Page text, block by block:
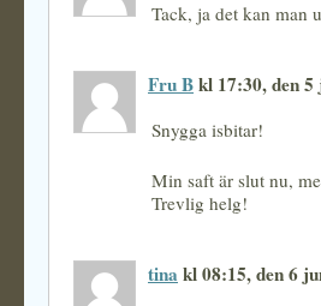
Tack, ja det kan man
Fru Bkl 17:30, den 5
Snygga isbitar!
Min saft är slut nu,
Trevlig helg!
tina kl 08:15, den 6